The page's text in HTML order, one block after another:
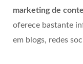
marketing de
oferece bastante
em blogs, redes